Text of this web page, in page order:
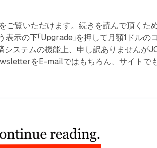
覧いただけます。続きを読んで頂くた
示の下「Upgrade」を押して月額1ドルの
ステムの機能上、申し訳ありませんが
をE-mailではもちろん、サイトで